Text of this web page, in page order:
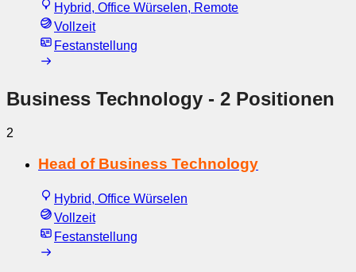
Hybrid, Office Würselen, Remote
Vollzeit
Festanstellung
Business Technology - 2 Positionen
2
Head of Business Technology
Hybrid, Office Würselen
Vollzeit
Festanstellung